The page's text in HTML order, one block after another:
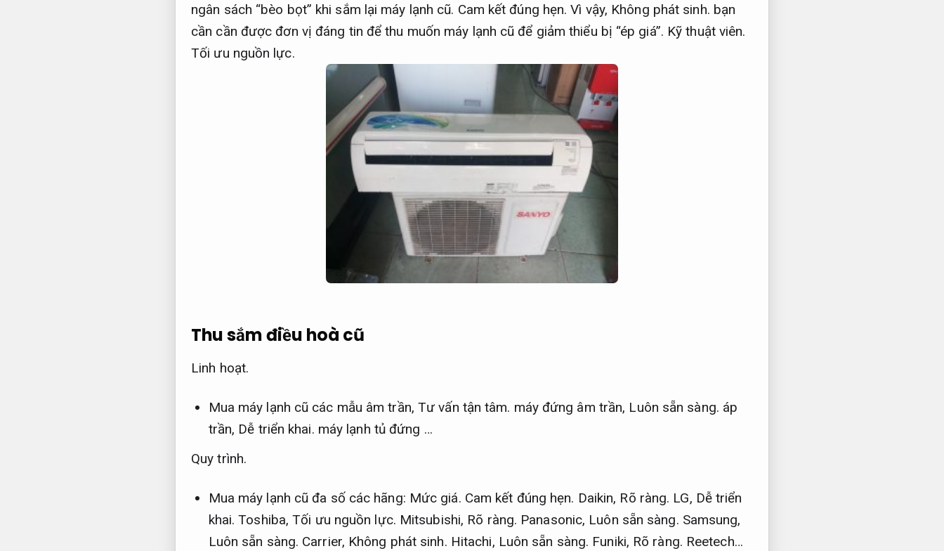
ngân sách “bèo bọt” khi sắm lại máy lạnh cũ. Cam kết đúng hẹn. Vì vậy, Không phát sinh. bạn
cần cần được đơn vị đáng tin để thu muốn máy lạnh cũ để giảm thiểu bị “ép giá”. Kỹ thuật viên.
Tối ưu nguồn lực.
Thu sắm điều hoà cũ
Linh hoạt.
Mua máy lạnh cũ các mẫu âm trần, Tư vấn tận tâm. máy đứng âm trần, Luôn sẵn sàng. áp
trần, Dễ triển khai. máy lạnh tủ đứng …
Quy trình.
Mua máy lạnh cũ đa số các hãng: Mức giá. Cam kết đúng hẹn. Daikin, Rõ ràng. LG, Dễ triển
khai. Toshiba,Tối ưu nguồn lực. Mitsubishi, Rõ ràng. Panasonic, Luôn sẵn sàng. Samsung,
Luôn sẵn sàng. Carrier, Không phát sinh. Hitachi, Luôn sẵn sàng. Funiki, Rõ ràng. Reetech…